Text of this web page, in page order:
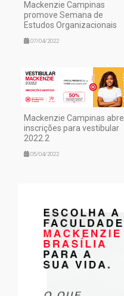
Mackenzie Campinas
promove Semana de
Estudos Organizacionais
07/04/2022
Mackenzie Campinas abre
inscrições para vestibular
2022.2
05/04/2022